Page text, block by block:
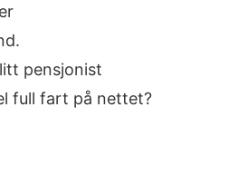
pensjonist
full fart på nettet?